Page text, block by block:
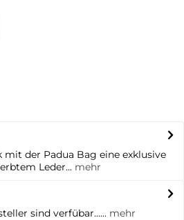
mit der Padua Bag eine exklusive
Leder... mehr
sind verfübar...... mehr